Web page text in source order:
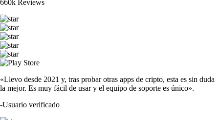
660k Reviews
«Llevo desde 2021 y, tras probar otras apps de cripto, esta es sin duda
la mejor. Es muy fácil de usar y el equipo de soporte es único».
-Usuario verificado